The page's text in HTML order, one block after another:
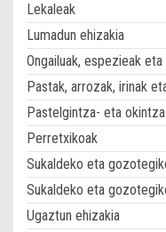
Lekaleak
Lumadun ehizakia
Ongailuak, espezieak
Pastak, arrozak, irinak
Pastelgintza- eta
Perretxikoak
Sukaldeko eta
Sukaldeko eta
Ugaztun ehizakia